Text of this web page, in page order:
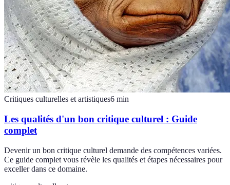
Critiques culturelles et artistiques6 min
Les qualités d'un bon critique culturel : Guide
complet
Devenir un bon critique culturel demande des compétences variées.
Ce guide complet vous révèle les qualités et étapes nécessaires pour
exceller dans ce domaine.